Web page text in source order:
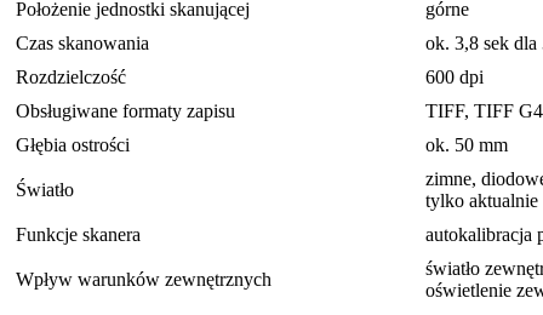
Położenie jednostki skanującej
górne
Czas skanowania
ok. 3,8 sek dla
Rozdzielczość
600 dpi
Obsługiwane formaty zapisu
TIFF, TIFF
Głębia ostrości
ok. 50 mm
Światło
zimne,
tylko aktualnie
Funkcje skanera
autokalibracja
Wpływ warunków zewnętrznych
światło
oświetlenie